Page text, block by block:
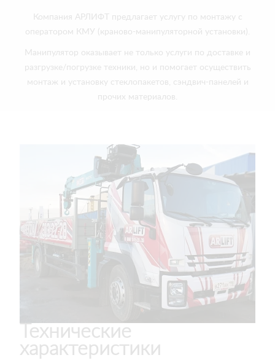
Компания АРЛИФТ предлагает услугу по монтажу с
оператором КМУ (краново-манипуляторной установки).
Манипулятор оказывает не только услуги по доставке и
разгрузке/погрузке техники, но и помогает осуществить
монтаж и установку стеклопакетов, сэндвич-панелей и
прочих материалов.
Технические
характеристики